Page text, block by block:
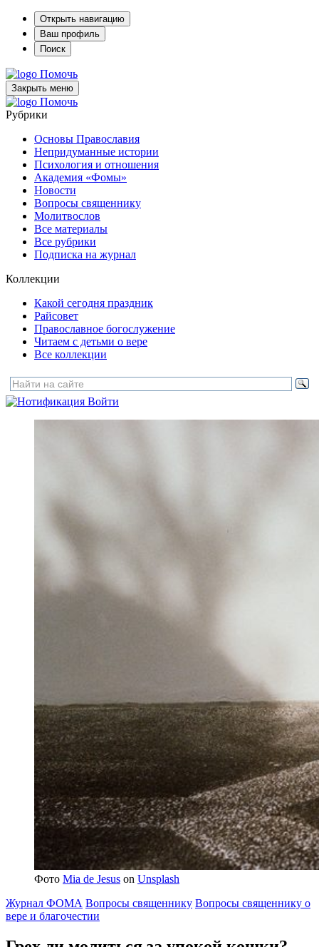
Открыть навигацию
Ваш профиль
Поиск
Помочь
Закрыть меню
Помочь
Рубрики
Основы Православия
Непридуманные истории
Психология и отношения
Академия «Фомы»
Новости
Вопросы священнику
Молитвослов
Все материалы
Все рубрики
Подписка на журнал
Коллекции
Какой сегодня праздник
Райсовет
Православное богослужение
Читаем с детьми о вере
Все коллекции
Войти
Фото Mia de Jesus on Unsplash
Журнал ФОМА Вопросы священнику Вопросы священнику о
вере и благочестии